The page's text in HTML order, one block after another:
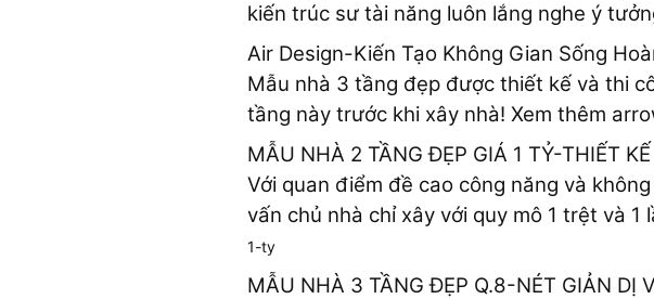
kiến trúc sư tài năng luôn lắng nghe ý
Air Design-Kiến Tạo Không Gian Sống
Mẫu nhà 3 tầng đẹp được thiết kế và thi
tầng này trước khi xây nhà! Xem thêm
MẪU NHÀ 2 TẦNG ĐẸP GIÁ 1 TỶ-THIẾT
Với quan điểm đề cao công năng và
vấn chủ nhà chỉ xây với quy mô 1 trệt và 1
1-ty
MẪU NHÀ 3 TẦNG ĐẸP Q.8-NÉT GIẢN DỊ